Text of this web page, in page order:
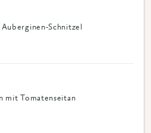
Schnitzel
mit Tomatenseitan